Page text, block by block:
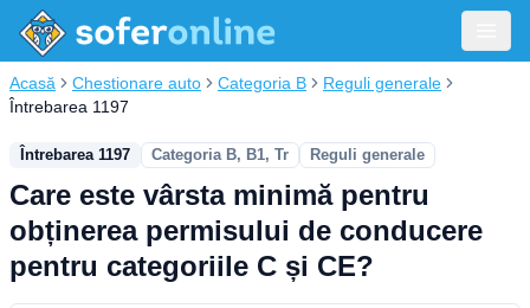
Acasă Chestionare auto Categoria B
Reguli generale
Întrebarea 1197
Întrebarea 1197 Categoria B, B1, Tr Reguli generale
Care este vârsta minimă pentru
obținerea permisului de conducere
pentru categoriile C și CE?